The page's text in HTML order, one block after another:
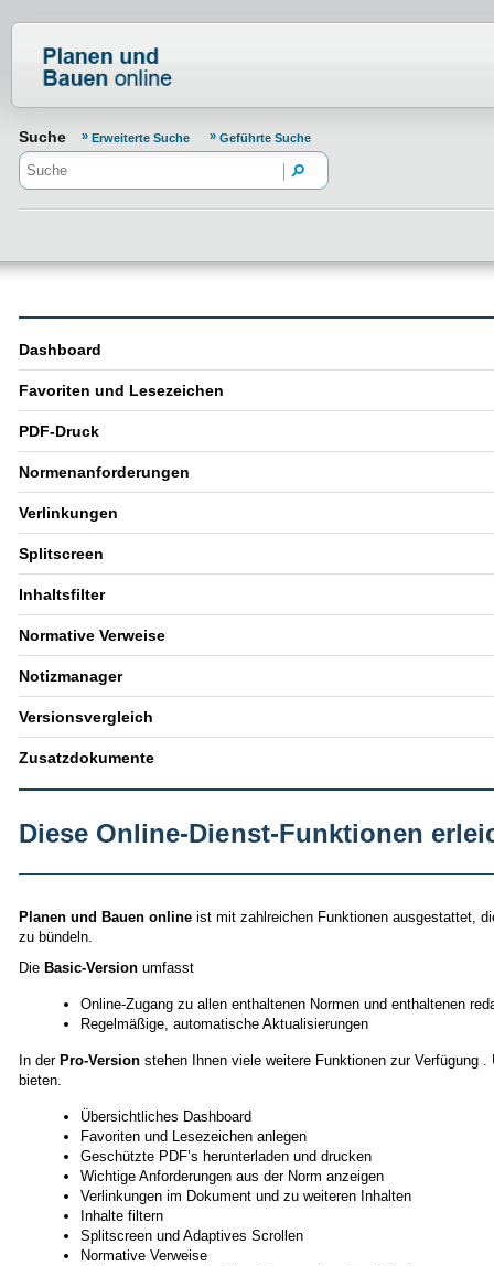
Suche Erweiterte Suche Geführte Suche
Dashboard
Favoriten und Lesezeichen
PDF-Druck
Normenanforderungen
Verlinkungen
Splitscreen
Inhaltsfilter
Normative Verweise
Notizmanager
Versionsvergleich
Zusatzdokumente
Diese Online-Dienst-Funktionen
Planen und Bauen online ist mit zahlreichen Funktionen ausgestattet,
zu bündeln.
Die Basic-Version umfasst
Online-Zugang zu allen enthaltenen Normen und enthaltenen
Regelmäßige, automatische Aktualisierungen
In der Pro-Version stehen Ihnen viele weitere Funktionen zur Verfügung
bieten.
Übersichtliches Dashboard
Favoriten und Lesezeichen anlegen
Geschützte PDF’s herunterladen und drucken
Wichtige Anforderungen aus der Norm anzeigen
Verlinkungen im Dokument und zu weiteren Inhalten
Inhalte filtern
Splitscreen und Adaptives Scrollen
Normative Verweise